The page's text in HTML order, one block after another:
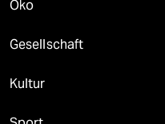
Öko
Gesellschaft
Kultur